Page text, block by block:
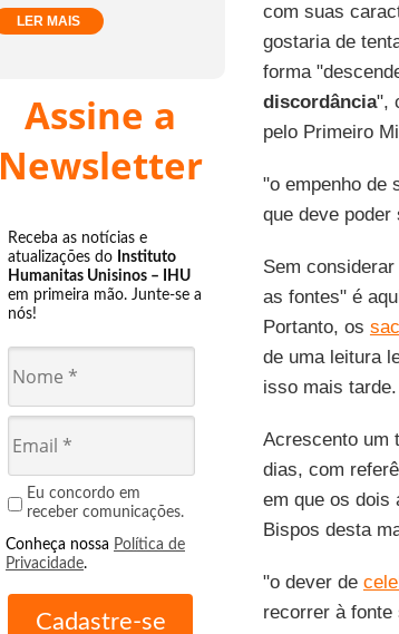
LER MAIS
Assine a
Newsletter
Receba as notícias e
atualizações do Instituto
Humanitas Unisinos – IHU
em primeira mão. Junte-se a
nós!
Eu concordo em
receber comunicações.
Conheça nossa Política de
Privacidade.
com suas
gostaria de
forma
discordância",
pelo Primeiro
"o empenho de
que deve
Sem
as fontes" é
Portanto, os
de uma leitura
isso mais tarde.
Acrescento um
dias, com
em que os dois
Bispos desta
"o dever de
recorrer à